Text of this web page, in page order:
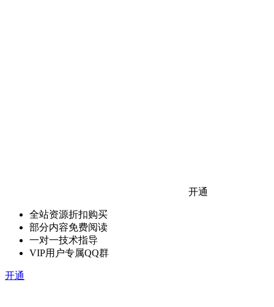
开通
全站资源折扣购买
部分内容免费阅读
一对一技术指导
VIP用户专属QQ群
开通